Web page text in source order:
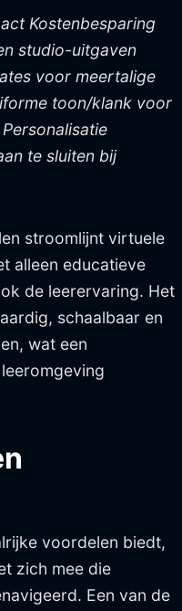
Kostenbesparing
studio-uitgaven
voor meertalige
toon/klank voor
te sluiten bij
stroomlijnt virtuele
alleen educatieve
de leerervaring. Het
schaalbaar en
wat een
voordelen biedt,
zich mee die
Een van de